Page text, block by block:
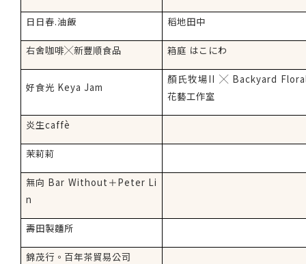
日日春.油飯 稻地田中
右舍咖啡╳新豐順食品 箱庭 はこにわ
好食光 Keya Jam
顏氏牧場II ╳Backyard
花藝工作室
炎生caffè
茉莉莉
無向 Bar Without ＋Peter Li
n
壽田製麵所
錦茂行。百年茶貿易公司